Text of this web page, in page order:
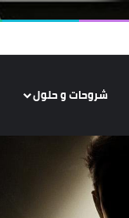
شروحات و حلول